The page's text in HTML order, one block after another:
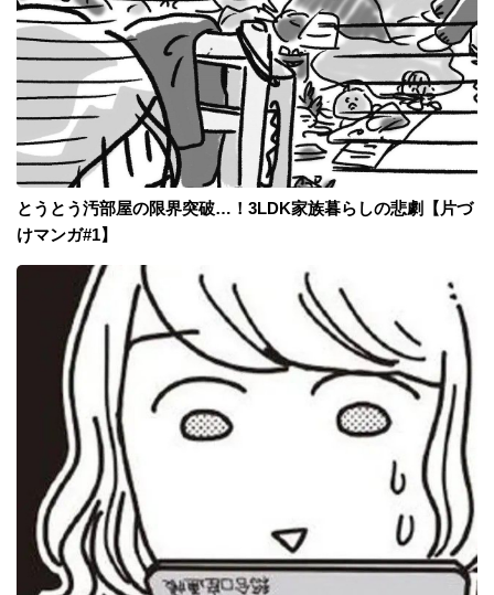
とうとう汚部屋の限界突破…！3LDK家族暮らしの悲劇【片づ
けマンガ#1】